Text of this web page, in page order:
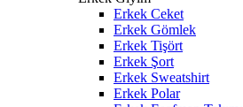
Erkek Ceket
Erkek Gömlek
Erkek Tişört
Erkek Şort
Erkek Sweatshirt
Erkek Polar